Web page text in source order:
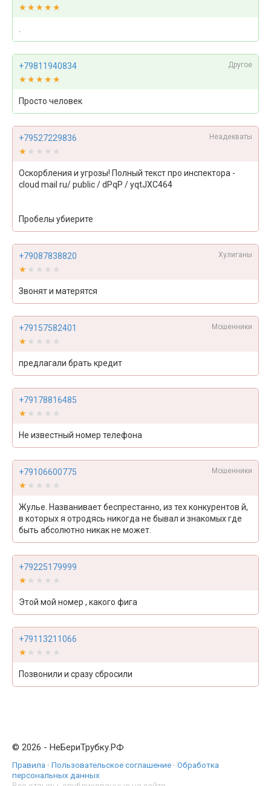
★★★★★
★★★★★
+79811940834 Другое
★★★★★
★★★★★
Просто человек
+79527229836 Неадекваты
★★★★★
★★★★★
Оскорбления и угрозы! Полный текст про инспектора -
cloud mail ru/ public / dPqP / yqtJXC464
Пробелы убиерите
+79087838820 Хулиганы
★★★★★
★★★★★
Звонят и матерятся
+79157582401 Мошенники
★★★★★
★★★★★
предлагали брать кредит
+79178816485
★★★★★
★★★★★
Не известный номер телефона
+79106600775 Мошенники
★★★★★
★★★★★
Жулье. Названивает беспрестанно, из тех конкурентов й,
в которых я отродясь никогда не бывал и знакомых где
быть абсолютно никак не может.
+79225179999
★★★★★
★★★★★
Этой мой номер , какого фига
+79113211066
★★★★★
★★★★★
Позвонили и сразу сбросили
© 2026 - НеБериТрубку.РФ
Правила · Пользовательское соглашение · Обработка
персональных данных